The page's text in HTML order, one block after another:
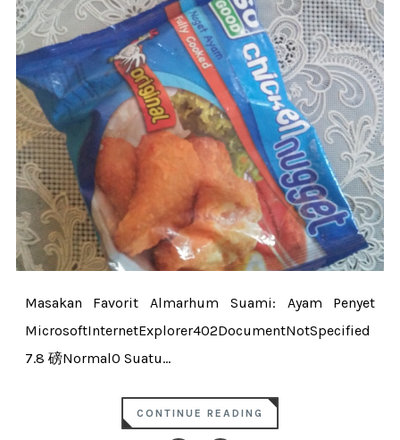
Masakan Favorit Almarhum Suami: Ayam Penyet
MicrosoftInternetExplorer402DocumentNotSpecified
7.8 磅Normal0 Suatu...
CONTINUE READING